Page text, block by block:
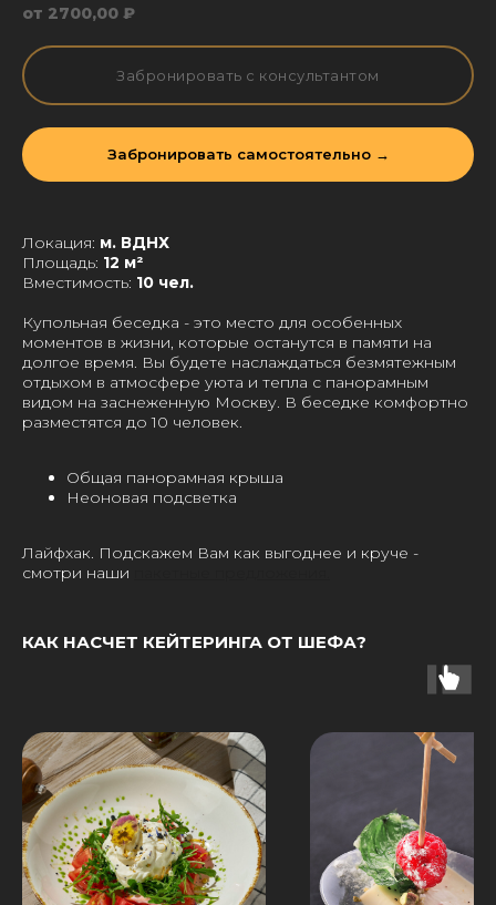
2700,00 ₽
Забронировать с консультантом
Забронировать самостоятельно →
Локация: м. ВДНХ
Площадь: 12 м²
Вместимость: 10 чел.
Купольная беседка - это место для особенных
моментов в жизни, которые останутся в памяти на
долгое время. Вы будете наслаждаться безмятежным
отдыхом в атмосфере уюта и тепла с панорамным
видом на заснеженную Москву. В беседке комфортно
разместятся до 10 человек.
Общая панорамная крыша
Неоновая подсветка
Лайфхак. Подскажем Вам как выгоднее и круче -
смотри наши
КАК НАСЧЕТ КЕЙТЕРИНГА ОТ ШЕФА?